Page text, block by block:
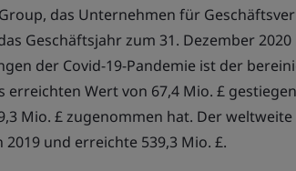
Group, das Unternehmen für
Geschäftsjahr zum 31. Dezember
der Covid-19-Pandemie ist der
erreichten Wert von 67,4 Mio. £
Mio. £ zugenommen hat. Der
und erreichte 539,3 Mio. £.